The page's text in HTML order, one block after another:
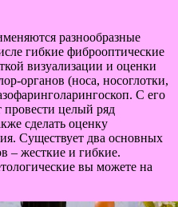
разнообразные
гибкие фиброоптические
визуализации и оценки
органов (носа, носоглотки,
С его
целый ряд
сделать оценку
Существует два основных
– жесткие и гибкие.
вы можете на